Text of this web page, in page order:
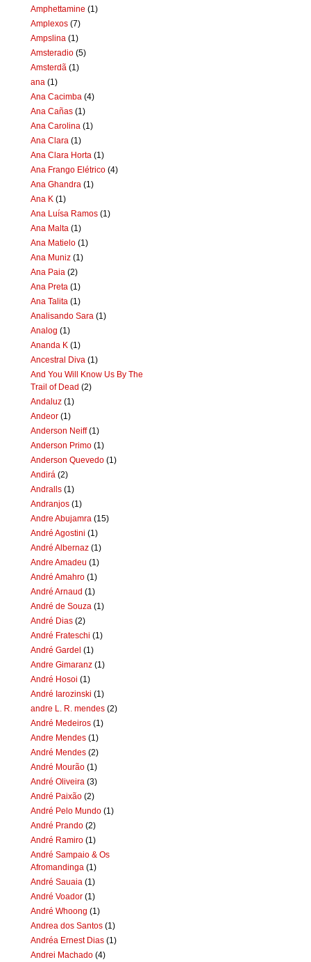
Amphettamine (1)
Amplexos (7)
Ampslina (1)
Amsteradio (5)
Amsterdã (1)
ana (1)
Ana Cacimba (4)
Ana Cañas (1)
Ana Carolina (1)
Ana Clara (1)
Ana Clara Horta (1)
Ana Frango Elétrico (4)
Ana Ghandra (1)
Ana K (1)
Ana Luísa Ramos (1)
Ana Malta (1)
Ana Matielo (1)
Ana Muniz (1)
Ana Paia (2)
Ana Preta (1)
Ana Talita (1)
Analisando Sara (1)
Analog (1)
Ananda K (1)
Ancestral Diva (1)
And You Will Know Us By The
Trail of Dead (2)
Andaluz (1)
Andeor (1)
Anderson Neiff (1)
Anderson Primo (1)
Anderson Quevedo (1)
Andirá (2)
Andralls (1)
Andranjos (1)
Andre Abujamra (15)
André Agostini (1)
André Albernaz (1)
Andre Amadeu (1)
André Amahro (1)
André Arnaud (1)
André de Souza (1)
André Dias (2)
André Frateschi (1)
André Gardel (1)
Andre Gimaranz (1)
André Hosoi (1)
André Iarozinski (1)
andre L. R. mendes (2)
André Medeiros (1)
Andre Mendes (1)
André Mendes (2)
André Mourão (1)
André Oliveira (3)
André Paixão (2)
André Pelo Mundo (1)
André Prando (2)
André Ramiro (1)
André Sampaio & Os
Afromandinga (1)
André Sauaia (1)
André Voador (1)
André Whoong (1)
Andrea dos Santos (1)
Andréa Ernest Dias (1)
Andrei Machado (4)